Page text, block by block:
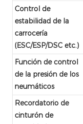
Control de
estabilidad de la
carrocería
(ESC/ESP/DSC etc.)
Función de control
de la presión de los
neumáticos
Recordatorio de
cinturón de